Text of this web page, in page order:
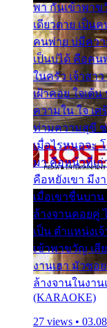
พา กันเข้าพาข
เดียวดาย เป็น
คนพ่าย บ่มีควา
เป็นบ่ได้ คือคน
ในครัว เจ้าสา
เฝ้าคอย ใจเต้
ความใน ใจ เ
ท่ามความสุขี ช่
เมื่อไรหนอจะ
มา คือหน้าที่เก่
คือหยังเขา มีง
เมื่อเขาชื่นบา
ล้างจานคอยคู่
เป็น ตำแหน่งเ
เข้าพาขวัญ เสี
งานเฮา มัวซอ
ล้างจานในงาน
(KARAOKE)
27 views •